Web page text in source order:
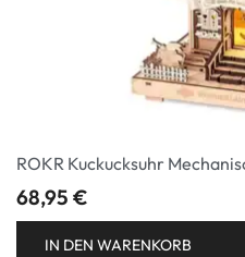
ROKR Kuckucksuhr
68,95 €
IN DEN WARENKORB